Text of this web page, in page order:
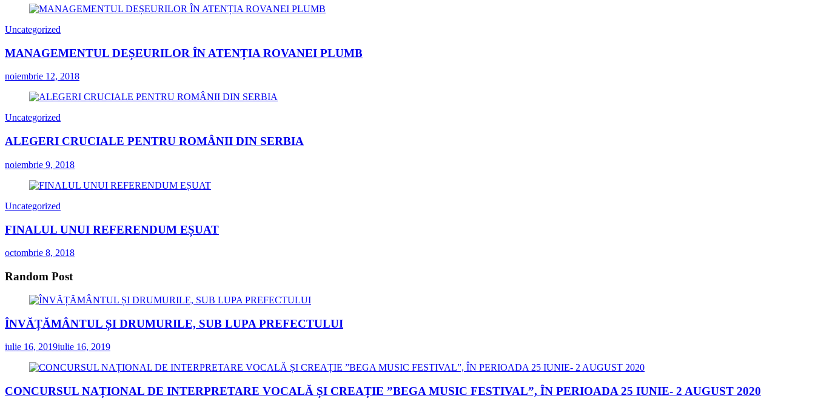
Uncategorized
MANAGEMENTUL DEȘEURILOR ÎN ATENȚIA ROVANEI PLUMB
noiembrie 12, 2018
Uncategorized
ALEGERI CRUCIALE PENTRU ROMÂNII DIN SERBIA
noiembrie 9, 2018
Uncategorized
FINALUL UNUI REFERENDUM EȘUAT
octombrie 8, 2018
Random Post
ÎNVĂȚĂMÂNTUL ȘI DRUMURILE, SUB LUPA PREFECTULUI
iulie 16, 2019iulie 16, 2019
CONCURSUL NAȚIONAL DE INTERPRETARE VOCALĂ ȘI CREAȚIE ”BEGA MUSIC FESTIVAL”, ÎN PERIOADA 25 IUNIE- 2 AUGUST 2020